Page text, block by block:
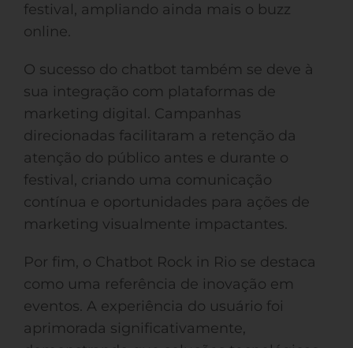
festival, ampliando ainda mais o buzz
online.
O sucesso do chatbot também se deve à
sua integração com plataformas de
marketing digital. Campanhas
direcionadas facilitaram a retenção da
atenção do público antes e durante o
festival, criando uma comunicação
contínua e oportunidades para ações de
marketing visualmente impactantes.
Por fim, o Chatbot Rock in Rio se destaca
como uma referência de inovação em
eventos. A experiência do usuário foi
aprimorada significativamente,